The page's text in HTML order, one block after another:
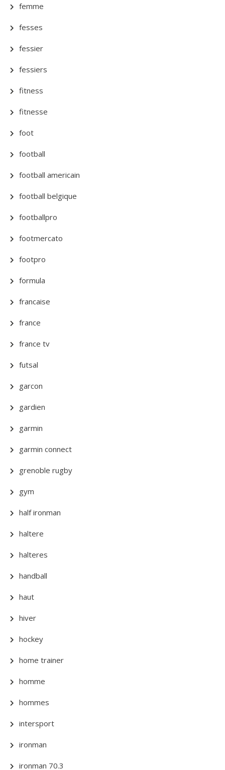
femme
fesses
fessier
fessiers
fitness
fitnesse
foot
football
football americain
football belgique
footballpro
footmercato
footpro
formula
francaise
france
france tv
futsal
garcon
gardien
garmin
garmin connect
grenoble rugby
gym
half ironman
haltere
halteres
handball
haut
hiver
hockey
home trainer
homme
hommes
intersport
ironman
ironman 70.3